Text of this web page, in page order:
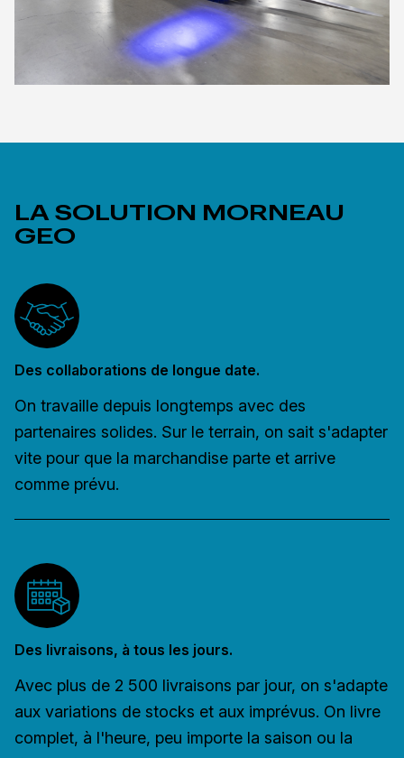
LA SOLUTION MORNEAU
GEO
Des collaborations de longue date.
On travaille depuis longtemps avec des
partenaires solides. Sur le terrain, on sait s'adapter
vite pour que la marchandise parte et arrive
comme prévu.
Des livraisons, à tous les jours.
Avec plus de 2 500 livraisons par jour, on s'adapte
aux variations de stocks et aux imprévus. On livre
complet, à l'heure, peu importe la saison ou la